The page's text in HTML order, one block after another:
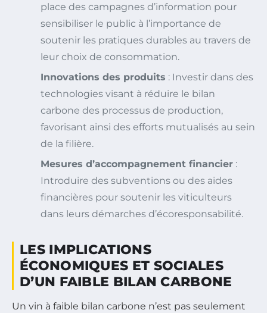
place des campagnes d’information pour
sensibiliser le public à l’importance de
soutenir les pratiques durables au travers de
leur choix de consommation.
Innovations des produits : Investir dans des
technologies visant à réduire le bilan
carbone des processus de production,
favorisant ainsi des efforts mutualisés au sein
de la filière.
Mesures d’accompagnement financier :
Introduire des subventions ou des aides
financières pour soutenir les viticulteurs
dans leurs démarches d’écoresponsabilité.
LES IMPLICATIONS
ÉCONOMIQUES ET SOCIALES
D’UN FAIBLE BILAN CARBONE
Un vin à faible bilan carbone n’est pas seulement